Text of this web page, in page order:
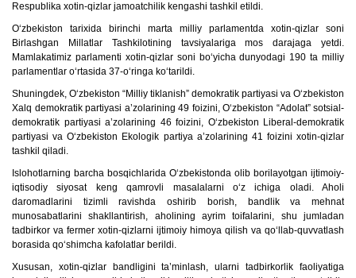
Respublika xotin-qizlar jamoatchilik kengashi tashkil etildi.
O‘zbekiston tarixida birinchi marta milliy parlamentda xotin-qizlar soni
Birlashgan Millatlar Tashkilotining tavsiyalariga mos darajaga yetdi.
Mamlakatimiz parlamenti xotin-qizlar soni bo‘yicha dunyodagi 190 ta milliy
parlamentlar o‘rtasida 37-o‘ringa ko‘tarildi.
Shuningdek, O‘zbekiston “Milliy tiklanish” demokratik partiyasi va O‘zbekiston
Xalq demokratik partiyasi a’zolarining 49 foizini, O‘zbekiston “Adolat” sotsial-
demokratik partiyasi a’zolarining 46 foizini, O‘zbekiston Liberal-demokratik
partiyasi va O‘zbekiston Ekologik partiya a’zolarining 41 foizini xotin-qizlar
tashkil qiladi.
Islohotlarning barcha bosqichlarida O‘zbekistonda olib borilayotgan ijtimoiy-
iqtisodiy siyosat keng qamrovli masalalarni o‘z ichiga oladi. Aholi
daromadlarini tizimli ravishda oshirib borish, bandlik va mehnat
munosabatlarini shakllantirish, aholining ayrim toifalarini, shu jumladan
tadbirkor va fermer xotin-qizlarni ijtimoiy himoya qilish va qo‘llab-quvvatlash
borasida qo‘shimcha kafolatlar berildi.
Xususan, xotin-qizlar bandligini ta’minlash, ularni tadbirkorlik faoliyatiga